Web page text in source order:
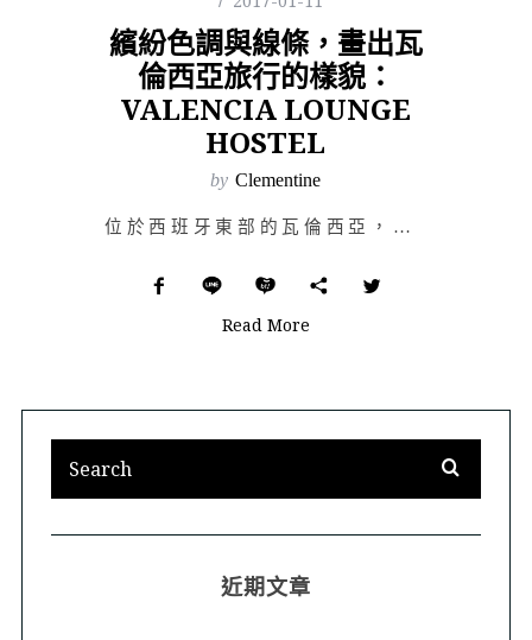
繽紛色調與線條，畫出瓦
倫西亞旅行的樣貌：
VALENCIA LOUNGE
HOSTEL
by Clementine
位於西班牙東部的瓦倫西亞，建城歷史最早可追溯至西元前二世紀；絕佳的地中海氣候與海景、古蹟，讓這座濱海…
Read More
近期文章